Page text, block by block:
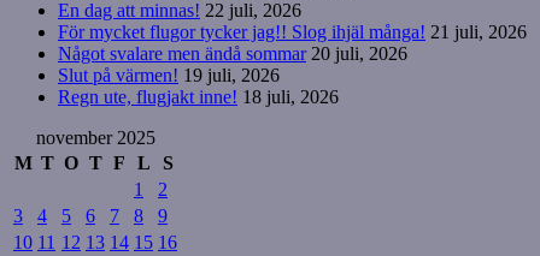
En dag att minnas! 22 juli, 2026
För mycket flugor tycker jag!! Slog ihjäl många! 21 juli, 2026
Något svalare men ändå sommar 20 juli, 2026
Slut på värmen! 19 juli, 2026
Regn ute, flugjakt inne! 18 juli, 2026
november 2025
M T O T F L
S
1
2
3
4 5 6 7 8
9
10 11 12 13 14 15 16